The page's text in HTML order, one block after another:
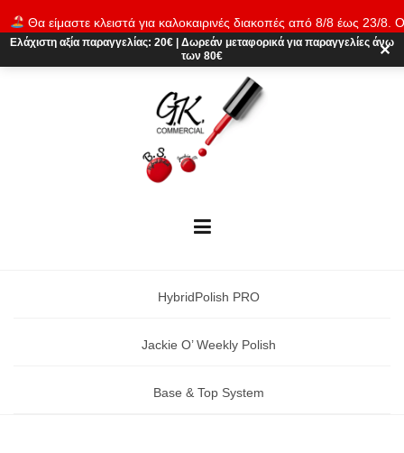
Θα είμαστε κλειστά για καλοκαιρινές διακοπές από 8/8 έως 23/8.
παραγγελίες θα εκτελούνται ξανά από 24/8. Καλό καλοκαίρι!
content
Ελάχιστη αξία παραγγελίας: 20€ Δωρεάν μεταφορικά για παραγγελίες άνω
των 80€
✕
HybridPolish PRO
Jackie O’ Weekly Polish
Base & Top System